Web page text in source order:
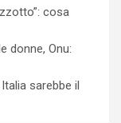
cosa
donne, Onu:
sarebbe il